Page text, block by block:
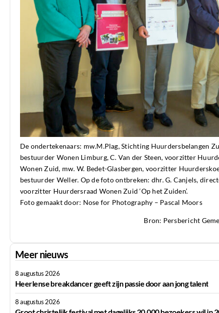
De ondertekenaars: mw.M.Plag, Stichting Huurdersbelangen
bestuurder Wonen Limburg, C. Van der Steen, voorzitter
Wonen Zuid, mw. W. Bedet-Glasbergen, voorzitter
bestuurder Weller. Op de foto ontbreken: dhr. G. Canjels,
voorzitter Huurdersraad Wonen Zuid ‘Op het Zuiden’.
Foto gemaakt door: Nose for Photography – Pascal Moors
Bron: Persbericht
Meer nieuws
8 augustus 2026
Heerlense breakdancer geeft zijn passie door aan jong talent
8 augustus 2026